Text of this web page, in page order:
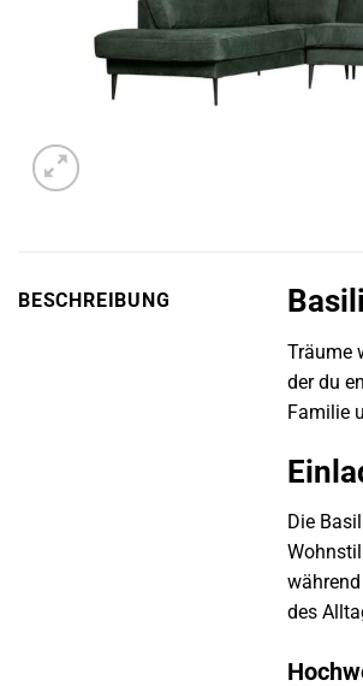
BESCHREIBUNG
Träume
der du
Familie
Die
des